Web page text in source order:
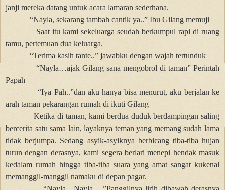
janji mereka datang untuk acara lamaran sederhana.
“Nayla, sekarang tambah cantik ya..” Ibu Gilang memuji
Saat itu kami sekeluarga seudah berkumpul rapi di ruang
tamu, pertemuan dua keluarga.
“Terima kasih tante..” jawabku dengan wajah tertunduk
“Nayla…ajak Gilang sana mengobrol di taman” Perintah
Papah
“Iya Pah..”dan aku hanya bisa menurut, aku berjalan ke
arah taman pekarangan rumah di ikuti Gilang
Ketika di taman, kami berdua duduk berdampingan saling
bercerita satu sama lain, layaknya teman yang memang sudah lama
tidak berjumpa. Sedang asyik-asyiknya berbicang tiba-tiba hujan
turun dengan derasnya, kami segera berlari menepi hendak masuk
kedalam rumah hingga tiba-tiba suara yang amat sangat kukenal
memanggil-manggil namaku di depan pagar.